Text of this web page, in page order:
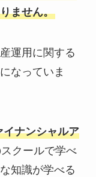
ません。
運用に関する
なっていま
ナンシャルア
クールで学べ
知識が学べる